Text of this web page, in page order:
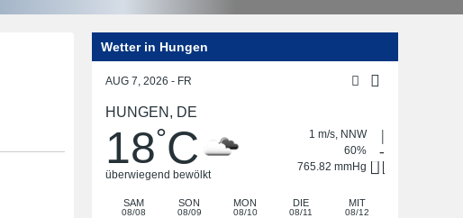
navigation
Wetter in Hungen
AUG 7, 2026 - FR
HUNGEN, DE
18°C
überwiegend bewölkt
1 m/s, NNW
60%
765.82 mmHg
SAM
08/08
SON
08/09
MON
08/10
DIE
08/11
MIT
08/12